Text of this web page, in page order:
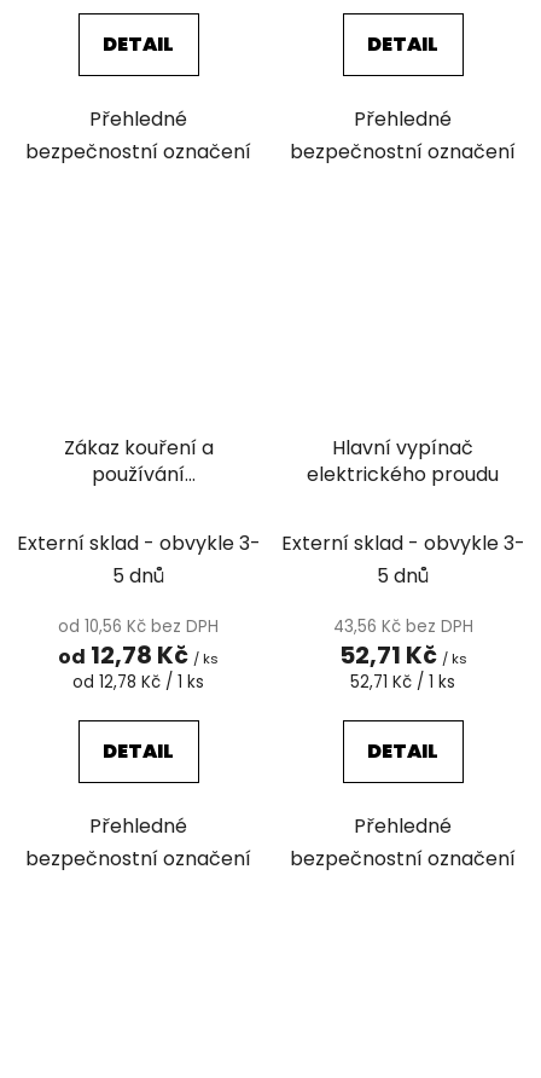
DETAIL
Přehledné
bezpečnostní označení
DETAIL
Přehledné
bezpečnostní označení
Zákaz kouření a
používání
cigaret v prostorách
školy
Externí sklad - obvykle 3-
5 dnů
od 10,56 Kč bez DPH
od 12,78 Kč / ks
Měrná
od 12,78 Kč / 1 ks
DETAIL
Přehledné
bezpečnostní označení
Hlavní vypínač
elektrického proudu
Externí sklad - obvykle 3-
5 dnů
43,56 Kč bez DPH
52,71 Kč / ks
Měrná
52,71 Kč / 1 ks
DETAIL
Přehledné
bezpečnostní označení